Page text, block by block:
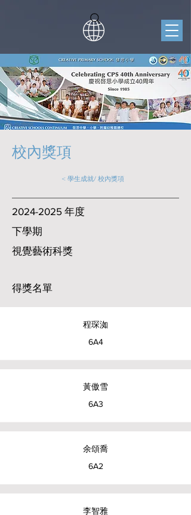
​校內獎項
< 學生成就/ 校內獎項
2024-2025 年度
下學期
視覺藝術科獎
得獎名單
程琛洳
6A4
黃傲雪
6A3
余頌喬
6A2
李智雅